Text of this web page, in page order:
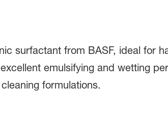
surfactant from BASF, ideal for
emulsifying and wetting
formulations.